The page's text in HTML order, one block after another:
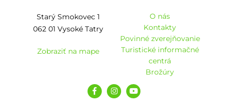
Starý Smokovec 1
062 01 Vysoké Tatry
Zobraziť na mape
O nás
Kontakty
Povinné zverejňovanie
Turistické informačné
centrá
Brožúry